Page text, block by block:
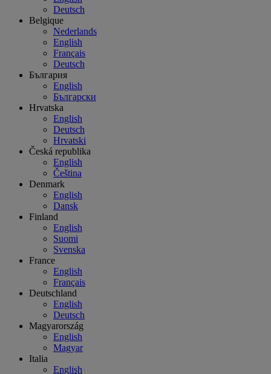
Deutsch
Belgique
Nederlands
English
Français
Deutsch
България
English
Български
Hrvatska
English
Deutsch
Hrvatski
Česká republika
English
Čeština
Denmark
English
Dansk
Finland
English
Suomi
Svenska
France
English
Français
Deutschland
English
Deutsch
Magyarország
English
Magyar
Italia
English